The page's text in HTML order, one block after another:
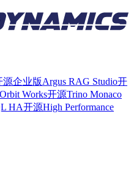
源企业版Argus RAG Studio开
Orbit Works开源Trino Monaco
HA开源High Performance